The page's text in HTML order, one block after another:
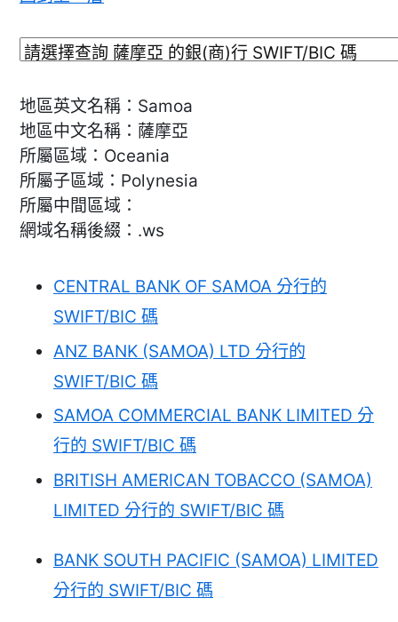
地區英文名稱：Samoa
地區中文名稱：薩摩亞
所屬區域：Oceania
所屬子區域：Polynesia
所屬中間區域：
網域名稱後綴：.ws
CENTRAL BANK OF SAMOA 分行的
SWIFT/BIC 碼
ANZ BANK (SAMOA) LTD 分行的
SWIFT/BIC 碼
SAMOA COMMERCIAL BANK LIMITED 分
行的 SWIFT/BIC 碼
BRITISH AMERICAN TOBACCO (SAMOA)
LIMITED 分行的 SWIFT/BIC 碼
BANK SOUTH PACIFIC (SAMOA) LIMITED
分行的 SWIFT/BIC 碼